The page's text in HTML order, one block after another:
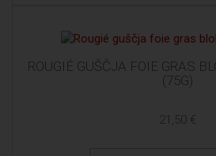
ROUGIÉ GUŠČJA FOIE GRAS
(75G)
21,50 €